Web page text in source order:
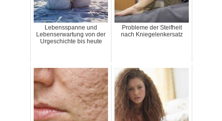
Lebensspanne und
Lebenserwartung von der
Urgeschichte bis heute
Probleme der Steifheit
nach Kniegelenkersatz